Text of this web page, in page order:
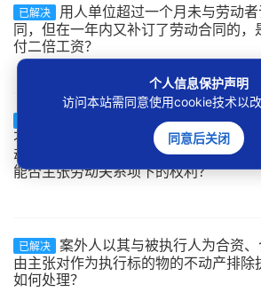
已解决
用人单位超过一个月未与劳动
同，但在一年内又补订了劳动合同的，
付二倍工资？
建设工程的承包单位将工程非法
不具备用工主体资格的实际施工人，实
动者的用工关系如何认定，及劳动者在
能否主张劳动关系项下的权利？
已解决 案外人以其与被执行人为合资
由主张对作为执行标的物的不动产排除
如何处理？
个人信息保护声明
访问本站需同意使用cookie技术以改
同意后关闭